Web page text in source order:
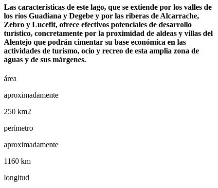
Las características de este lago, que se extiende por los valles de
los ríos Guadiana y Degebe y por las riberas de Alcarrache,
Zebro y Lucefit, ofrece efectivos potenciales de desarrollo
turístico, concretamente por la proximidad de aldeas y villas del
Alentejo que podrán cimentar su base económica en las
actividades de turismo, ocio y recreo de esta amplia zona de
aguas y de sus márgenes.
área
aproximadamente
250 km2
perímetro
aproximadamente
1160 km
longitud